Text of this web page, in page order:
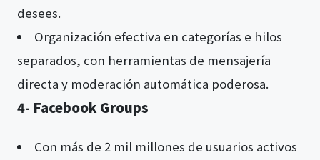
desees.
Organización efectiva en categorías e hilos
separados, con herramientas de mensajería
directa y moderación automática poderosa.
4- Facebook Groups
Con más de 2 mil millones de usuarios activos